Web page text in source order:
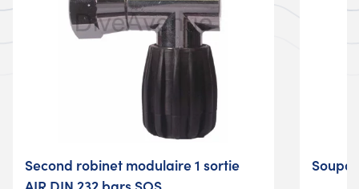
Second robinet modulaire 1 sortie